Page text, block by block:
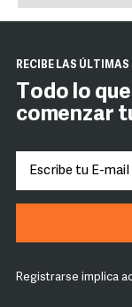
RECIBE LAS
Todo lo
comenzar
Registrarse implica